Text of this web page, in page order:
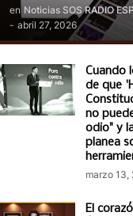
en Noticias SOS RADIO
- abril 27, 2026
Cuando
de que
no
odio" y
planea
marzo 13,
El